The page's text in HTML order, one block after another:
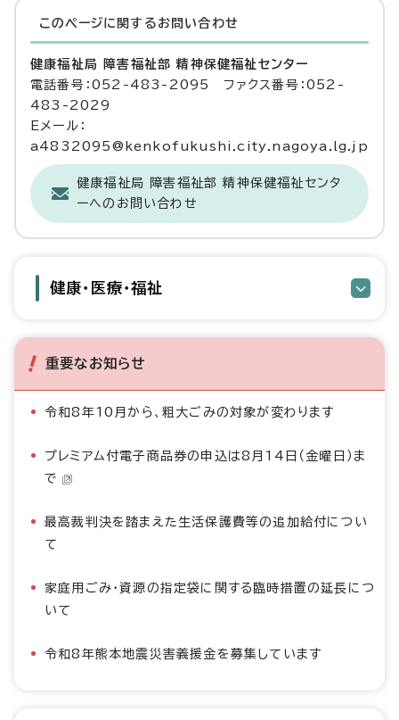
このページに関する お問い合わせ
健康福祉局 障害福祉部 精神保健福祉センター
電話番号：052-483-2095 ファクス番号：052-
483-2029
Eメール：
a4832095@kenkofukushi.city.nagoya.lg.jp
健康福祉局 障害福祉部 精神保健福祉センタ
ーへのお問い合わせ
健康・医療・福祉
重要なお知らせ
令和8年10月から、粗大ごみの対象が変わります
プレミアム付電子商品券の申込は8月14日（金曜日）ま
で
最高裁判決を踏まえた生活保護費等の追加給付につい
て
家庭用ごみ・資源の指定袋に関する臨時措置の延長につ
いて
令和8年熊本地震災害義援金を募集しています